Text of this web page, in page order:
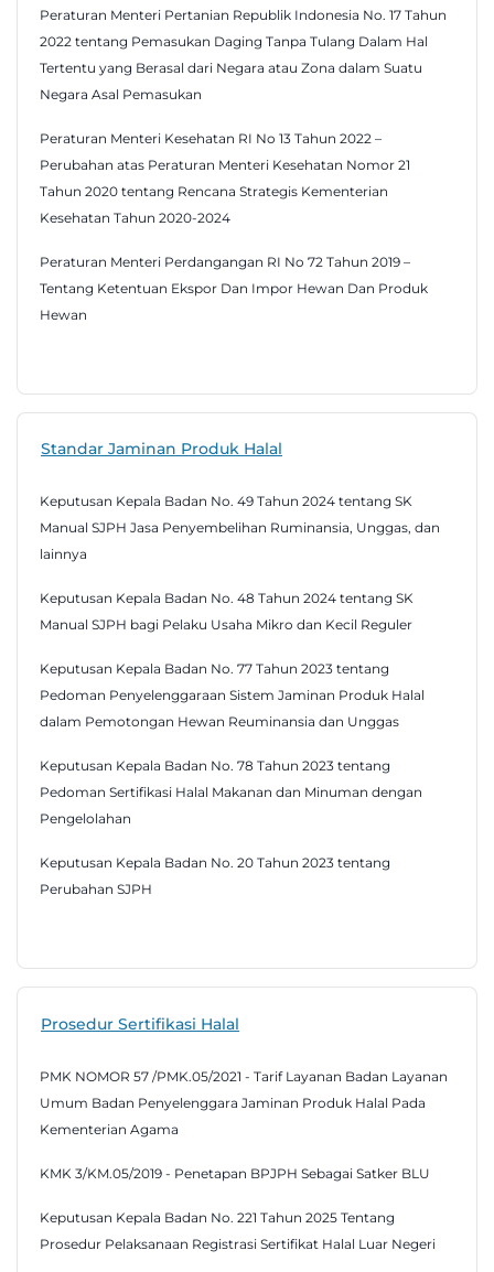
Peraturan Menteri Pertanian Republik Indonesia No. 17 Tahun
2022 tentang Pemasukan Daging Tanpa Tulang Dalam Hal
Tertentu yang Berasal dari Negara atau Zona dalam Suatu
Negara Asal Pemasukan
Peraturan Menteri Kesehatan RI No 13 Tahun 2022 –
Perubahan atas Peraturan Menteri Kesehatan Nomor 21
Tahun 2020 tentang Rencana Strategis Kementerian
Kesehatan Tahun 2020-2024
Peraturan Menteri Perdangangan RI No 72 Tahun 2019 –
Tentang Ketentuan Ekspor Dan Impor Hewan Dan Produk
Hewan
Standar Jaminan Produk Halal
Keputusan Kepala Badan No. 49 Tahun 2024 tentang SK
Manual SJPH Jasa Penyembelihan Ruminansia, Unggas, dan
lainnya
Keputusan Kepala Badan No. 48 Tahun 2024 tentang SK
Manual SJPH bagi Pelaku Usaha Mikro dan Kecil Reguler
Keputusan Kepala Badan No. 77 Tahun 2023 tentang
Pedoman Penyelenggaraan Sistem Jaminan Produk Halal
dalam Pemotongan Hewan Reuminansia dan Unggas
Keputusan Kepala Badan No. 78 Tahun 2023 tentang
Pedoman Sertifikasi Halal Makanan dan Minuman dengan
Pengelolahan
Keputusan Kepala Badan No. 20 Tahun 2023 tentang
Perubahan SJPH
Prosedur Sertifikasi Halal
PMK NOMOR 57 /PMK.05/2021 - Tarif Layanan Badan Layanan
Umum Badan Penyelenggara Jaminan Produk Halal Pada
Kementerian Agama
KMK 3/KM.05/2019 - Penetapan BPJPH Sebagai Satker BLU
Keputusan Kepala Badan No. 221 Tahun 2025 Tentang
Prosedur Pelaksanaan Registrasi Sertifikat Halal Luar Negeri